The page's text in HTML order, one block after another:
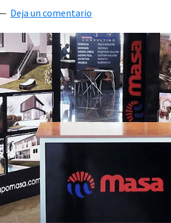
Deja un comentario